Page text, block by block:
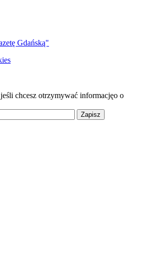
Gdańską"
chcesz otrzymywać informacjęo o
Zapisz